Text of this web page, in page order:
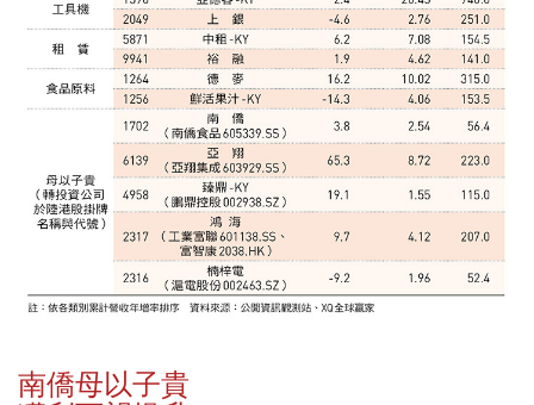
南僑母以子貴